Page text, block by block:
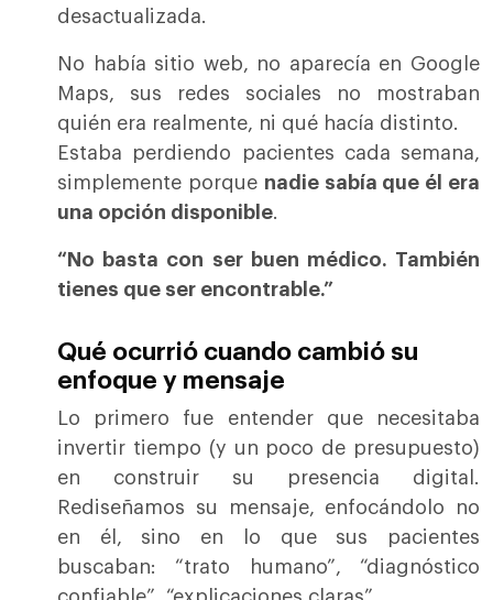
desactualizada.
No había sitio web, no aparecía en Google
Maps, sus redes sociales no mostraban
quién era realmente, ni qué hacía distinto.
Estaba perdiendo pacientes cada semana,
simplemente porque nadie sabía que él era
una opción disponible.
“No basta con ser buen médico. También
tienes que ser encontrable.”
Qué ocurrió cuando cambió su
enfoque y mensaje
Lo primero fue entender que necesitaba
invertir tiempo (y un poco de presupuesto)
en construir su presencia digital.
Rediseñamos su mensaje, enfocándolo no
en él, sino en lo que sus pacientes
buscaban: “trato humano”, “diagnóstico